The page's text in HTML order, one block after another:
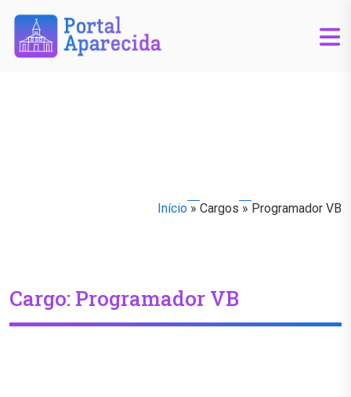
Início » Cargos » Programador VB
Cargo: Programador VB